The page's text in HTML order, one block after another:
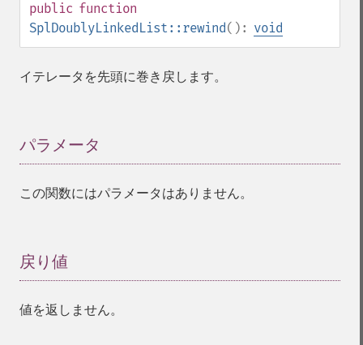
public function
SplDoublyLinkedList::rewind(): void
イテレータを先頭に巻き戻します。
パラメータ
この関数にはパラメータはありません。
戻り値
値を返しません。